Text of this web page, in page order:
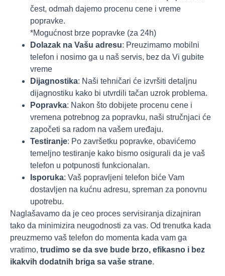
čest, odmah dajemo procenu cene i vreme
popravke.
*Mogućnost brze popravke (za 24h)
Dolazak na Vašu adresu: Preuzimamo mobilni
telefon i nosimo ga u naš servis, bez da Vi gubite
vreme
Dijagnostika: Naši tehničari će izvršiti detaljnu
dijagnostiku kako bi utvrdili tačan uzrok problema.
Popravka: Nakon što dobijete procenu cene i
vremena potrebnog za popravku, naši stručnjaci će
započeti sa radom na vašem uređaju.
Testiranje: Po završetku popravke, obavićemo
temeljno testiranje kako bismo osigurali da je vaš
telefon u potpunosti funkcionalan.
Isporuka: Vaš popravljeni telefon biće Vam
dostavljen na kućnu adresu, spreman za ponovnu
upotrebu.
Naglašavamo da je ceo proces servisiranja dizajniran
tako da minimizira neugodnosti za vas. Od trenutka kada
preuzmemo vaš telefon do momenta kada vam ga
vratimo, trudimo se da sve bude brzo, efikasno i bez
ikakvih dodatnih briga sa vaše strane.